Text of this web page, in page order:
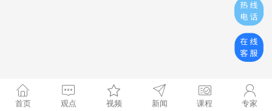
首页 观点 视频 新闻 课程 专家